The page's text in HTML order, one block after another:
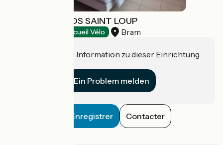
HÔTEL - LE CLOS SAINT LOUP
Accueil Vélo Bram
Haben Sie eine Information zu dieser Einrichtung
Ein Problem melden
Enregistrer Contacter